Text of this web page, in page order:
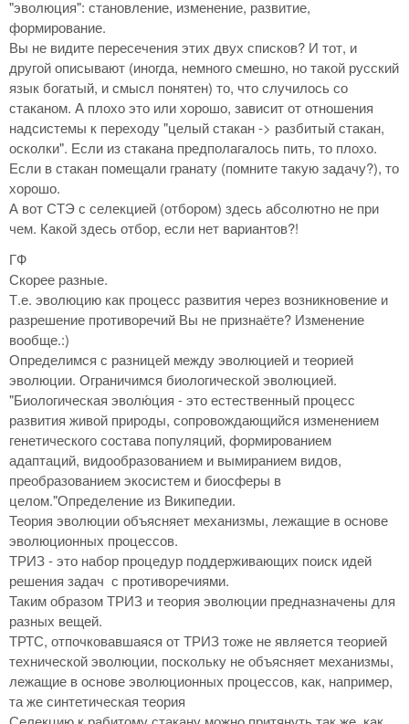
"эволюция": становление, изменение, развитие,
формирование.
Вы не видите пересечения этих двух списков? И тот, и
другой описывают (иногда, немного смешно, но такой русский
язык богатый, и смысл понятен) то, что случилось со
стаканом. А плохо это или хорошо, зависит от отношения
надсистемы к переходу "целый стакан -> разбитый стакан,
осколки". Если из стакана предполагалось пить, то плохо.
Если в стакан помещали гранату (помните такую задачу?), то
хорошо.
А вот СТЭ с селекцией (отбором) здесь абсолютно не при
чем. Какой здесь отбор, если нет вариантов?!
ГФ
Скорее разные.
Т.е. эволюцию как процесс развития через возникновение и
разрешение противоречий Вы не признаёте? Изменение
вообще.:)
Определимся с разницей между эволюцией и теорией
эволюции. Ограничимся биологической эволюцией.
"Биологическая эволю́ция - это естественный процесс
развития живой природы, сопровождающийся изменением
генетического состава популяций, формированием
адаптаций, видообразованием и вымиранием видов,
преобразованием экосистем и биосферы в
целом."Определение из Википедии.
Теория эволюции объясняет механизмы, лежащие в основе
эволюционных процессов.
ТРИЗ - это набор процедур поддерживающих поиск идей
решения задач с противоречиями.
Таким образом ТРИЗ и теория эволюции предназначены для
разных вещей.
ТРТС, отпочковавшаяся от ТРИЗ тоже не является теорией
технической эволюции, поскольку не объясняет механизмы,
лежащие в основе эволюционных процессов, как, например,
та же синтетическая теория